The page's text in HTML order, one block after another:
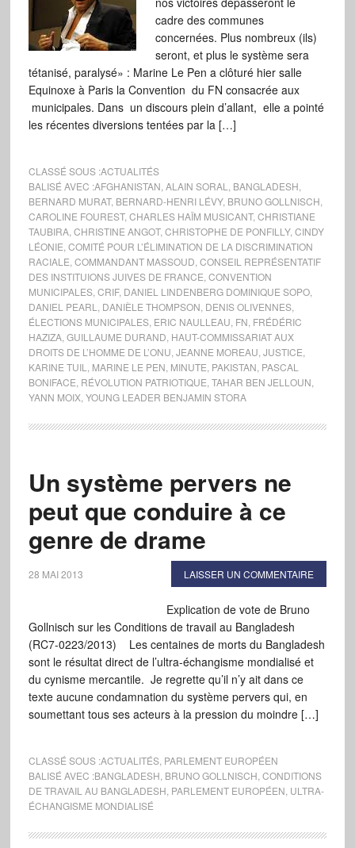
cadre des communes
concernées. Plus nombreux (ils)
seront, et plus le système sera
tétanisé, paralysé» : Marine Le Pen a clôturé hier salle
Equinoxe à Paris la Convention du FN consacrée aux
municipales. Dans un discours plein d’allant, elle a pointé
les récentes diversions tentées par la […]
CLASSÉ SOUS :ACTUALITÉS
BALISÉ AVEC :AFGHANISTAN ALAIN SORAL BANGLADESH
BERNARD MURAT, BERNARD-HENRI LÉVY, BRUNO GOLLNISCH
CAROLINE FOUREST, CHARLES HAÏM MUSICANT, CHRISTIANE
TAUBIRA, CHRISTINE ANGOT, CHRISTOPHE DE PONFILLY, CINDY
LÉONIE COMITÉ POUR L’ÉLIMINATION DE LA DISCRIMINATION
RACIALE COMMANDANT MASSOUD CONSEIL REPRÉSENTATIF
DES INSTITUIONS JUIVES DE FRANCE CONVENTION
MUNICIPALES, CRIF, DANIEL LINDENBERG DOMINIQUE SOPO,
DANIEL PEARL
DANIÈLE THOMPSON DENIS OLIVENNES,
ÉLECTIONS MUNICIPALES, ERIC NAULLEAU FN FRÉDÉRIC
HAZIZA, GUILLAUME DURAND HAUT-COMMISSARIAT AUX
DROITS DE L’HOMME DE L’ONU JEANNE MOREAU JUSTICE
KARINE TUIL
MARINE LE PEN MINUTE PAKISTAN PASCAL
BONIFACE RÉVOLUTION PATRIOTIQUE TAHAR BEN JELLOUN
YANN MOIX, YOUNG LEADER BENJAMIN STORA
Un système pervers ne
peut que conduire à ce
genre de drame
28 MAI 2013 LAISSER UN COMMENTAIRE
Explication de vote de Bruno
Gollnisch sur les Conditions de travail au Bangladesh
(RC7-0223/2013) Les centaines de morts du Bangladesh
sont le résultat direct de l’ultra-échangisme mondialisé et
du cynisme mercantile. Je regrette qu’il n’y ait dans ce
texte aucune condamnation du système pervers qui, en
soumettant tous ses acteurs à la pression du moindre […]
CLASSÉ SOUS :ACTUALITÉS, PARLEMENT EUROPÉEN
BALISÉ AVEC :BANGLADESH BRUNO GOLLNISCH CONDITIONS
DE TRAVAIL AU BANGLADESH PARLEMENT EUROPÉEN ULTRA-
ÉCHANGISME MONDIALISÉ